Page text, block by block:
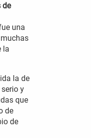
de
una
la
la de
y
que
de
de